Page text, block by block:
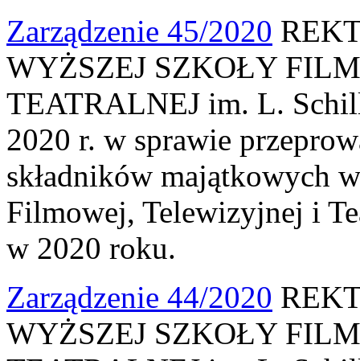
Zarządzenie 45/2020
WYŻSZEJ SZKOŁY
TEATRALNEJ im. L.
2020 r. w sprawie
składników majątkowych
Filmowej, Telewizyjnej i
w 2020 roku.
Zarządzenie 44/2020
WYŻSZEJ SZKOŁY